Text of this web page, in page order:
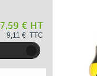
7,59 € HT
9,11 € TTC